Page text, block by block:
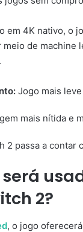
em 4K nativo, o
de machine
Jogo mais
mais nítida e
2 passa a contar
será
2?
, o jogo